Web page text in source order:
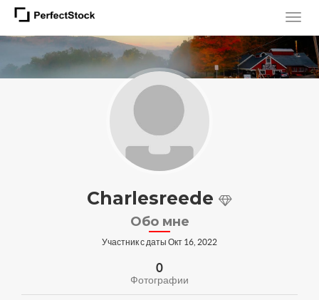
Charlesreede
Обо мне
Участник с даты Окт 16, 2022
0
Фотографии